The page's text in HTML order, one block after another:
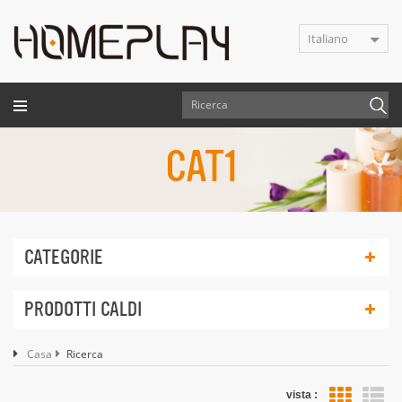
Italiano
CAT1
CATEGORIE
PRODOTTI CALDI
Casa Ricerca
vista :